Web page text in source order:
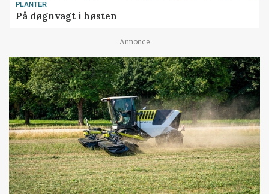
PLANTER
På døgnvagt i høsten
Annonce